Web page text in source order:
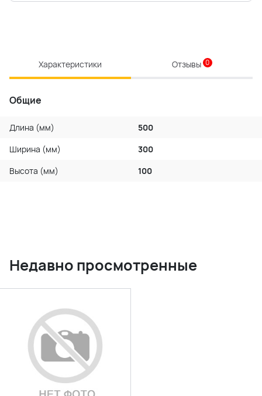
Характеристики Отзывы 0
Общие
Длина (мм)
500
Ширина (мм)
300
Высота (мм)
100
Недавно просмотренные